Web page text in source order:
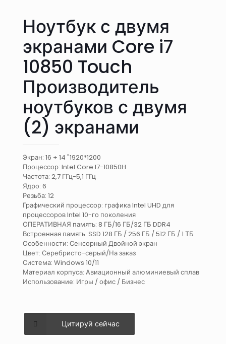
Ноутбук с двумя
экранами Core i7
10850 Touch
Производитель
ноутбуков с двумя
(2) экранами
Экран: 16 + 14 "1920*1200
Процессор: Intel Core I7-10850H
Частота: 2,7 ГГц-5,1 ГГц
Ядро: 6
Резьба: 12
Графический процессор: графика Intel UHD для
процессоров Intel 10-го поколения
ОПЕРАТИВНАЯ память: 8 ГБ/16 ГБ/32 ГБ DDR4
Встроенная память: SSD 128 ГБ / 256 ГБ / 512 ГБ / 1 ТБ
Особенности: Сенсорный Двойной экран
Цвет: Серебристо-серый/На заказ
Система: Windows 10/11
Материал корпуса: Авиационный алюминиевый сплав
Использование: Игры / офис / Бизнес
Цитируй сейчас